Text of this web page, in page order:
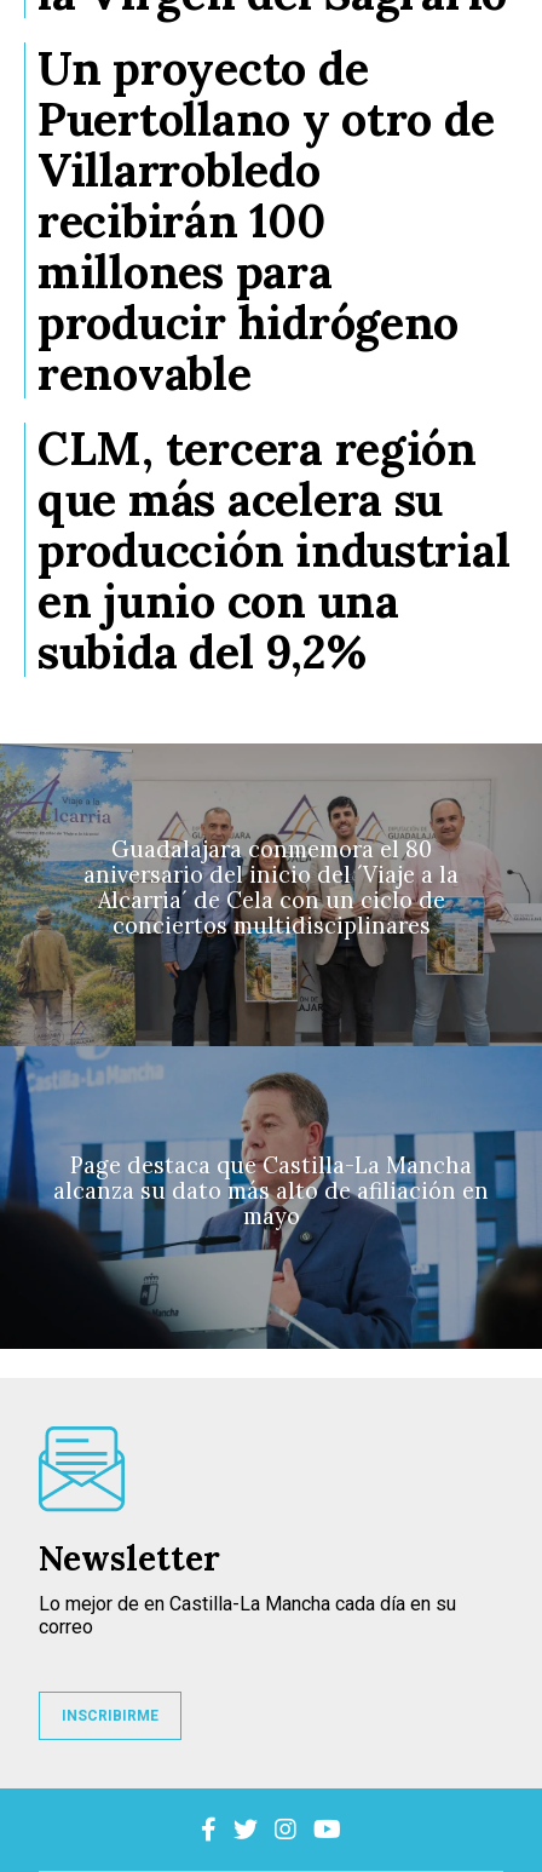
Un proyecto de
Puertollano y otro de
Villarrobledo
recibirán 100
millones para
producir hidrógeno
renovable
CLM, tercera región
que más acelera su
producción industrial
en junio con una
subida del 9,2%
Guadalajara conmemora el 80
aniversario del inicio del ´Viaje a la
Alcarria´ de Cela con un ciclo de
conciertos multidisciplinares
Page destaca que Castilla-La Mancha
alcanza su dato más alto de afiliación en
mayo
Newsletter
Lo mejor de en Castilla-La Mancha cada día en su
correo
INSCRIBIRME